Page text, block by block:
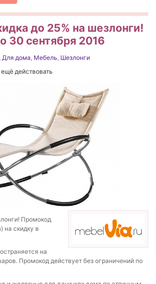
до 25% на шезлонги!
30 сентября 2016
Для дома Мебель Шезлонги
действовать
Промокод
на скидку в
на
Промокод действует без ограничений по